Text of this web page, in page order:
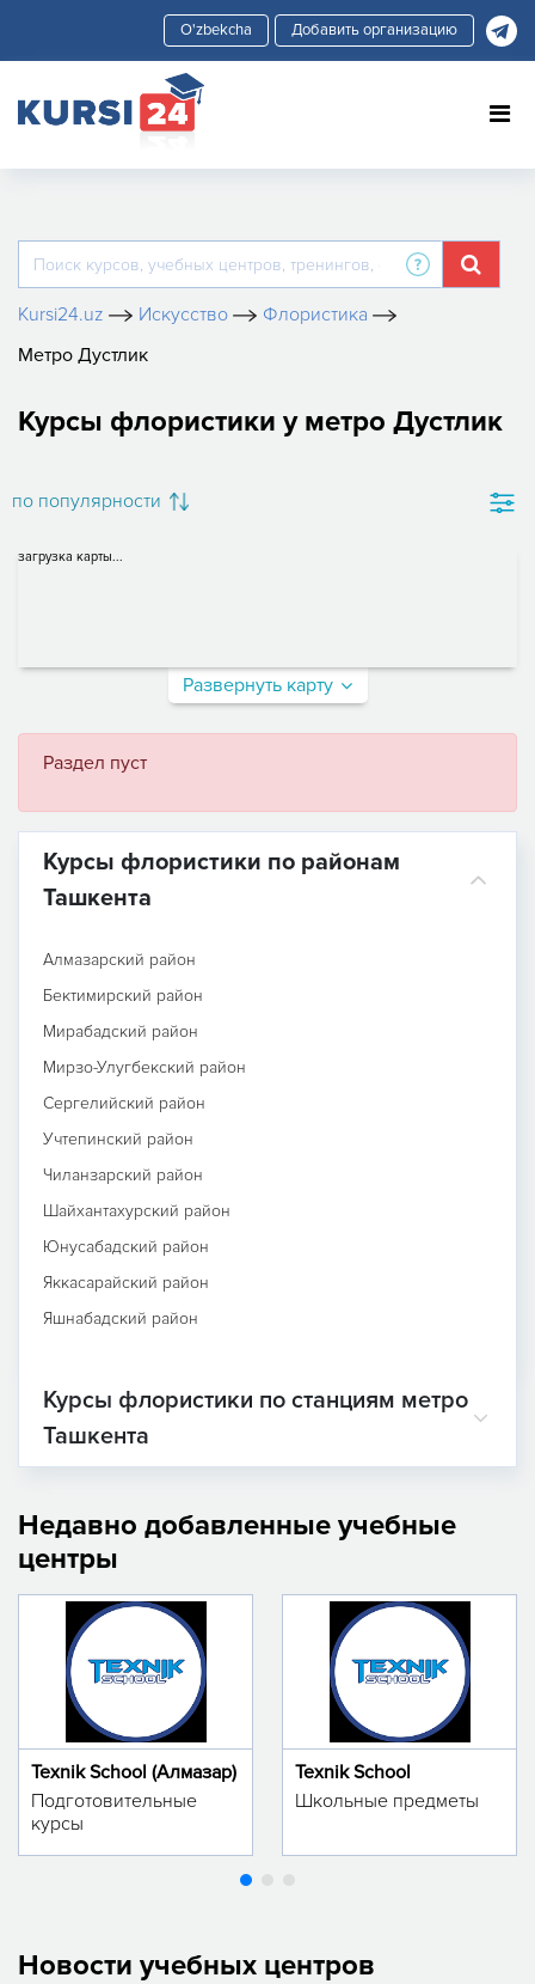
Добавить организацию
Kursi24.uz Искусство
Флористика
Метро Дустлик
Курсы флористики у метро Дустлик
по популярности
загрузка карты...
Развернуть карту
Раздел пуст
Курсы флористики по районам
Ташкента
Алмазарский район
Бектимирский район
Мирабадский район
Мирзо-Улугбекский район
Сергелийский район
Учтепинский район
Чиланзарский район
Шайхантахурский район
Юнусабадский район
Яккасарайский район
Яшнабадский район
Курсы флористики по станциям метро
Ташкента
Недавно добавленные учебные
центры
Texnik School (Алмазар)
Подготовительные
курсы
Texnik School
Школьные предметы
Новости учебных центров